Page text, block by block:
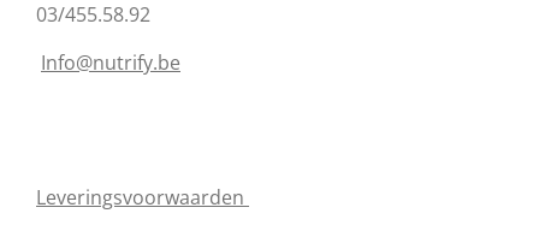
03/455.58.92
Info@nutrify.be
Leveringsvoorwaarden